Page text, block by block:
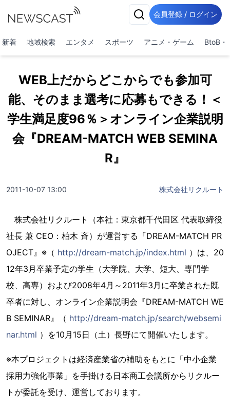
会員登録 / ログイン
新着 地域検索 エンタメ スポーツ アニメ・ゲーム BtoB・
WEB上だからどこからでも参加可
能、そのまま選考に応募もできる！＜
学生満足度96％＞オンライン企業説明
会『DREAM-MATCH WEB SEMINA
R』
2011-10-07 13:00 株式会社リクルート
株式会社リクルート（本社：東京都千代田区 代表取締役
社長 兼 CEO：柏木 斉）が運営する『DREAM-MATCH PR
OJECT』※（ http://dream-match.jp/index.html ）は、20
12年3月卒業予定の学生（大学院、大学、短大、専門学
校、高専）および2008年4月～2011年3月に卒業された既
卒者に対し、オンライン企業説明会『DREAM-MATCH WE
B SEMINAR』（ http://dream-match.jp/search/websemi
nar.html ）を10月15日（土）長野にて開催いたします。
※本プロジェクトは経済産業省の補助をもとに「中小企業
採用力強化事業」を手掛ける日本商工会議所からリクルー
トが委託を受け、運営しております。